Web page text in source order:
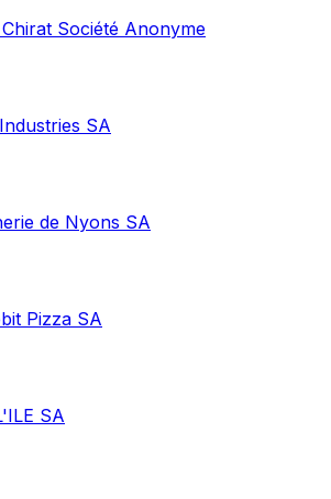
Société Anonyme
SA
de Nyons SA
Pizza SA
SA